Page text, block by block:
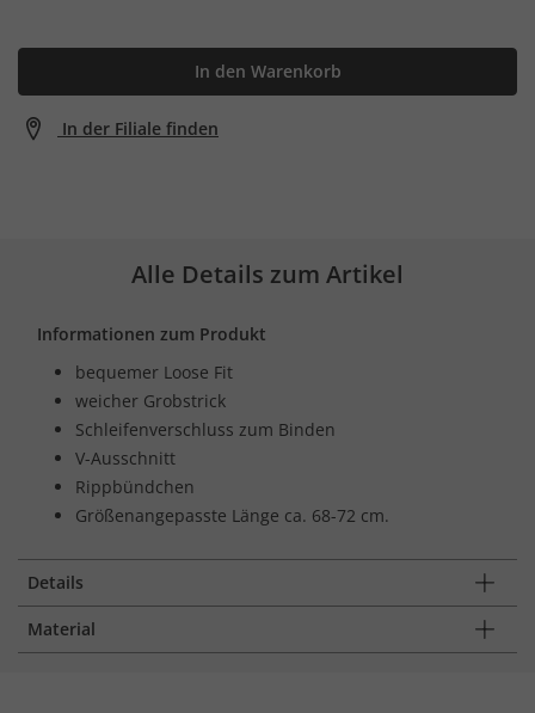
In den Warenkorb
In der Filiale finden
Alle Details zum Artikel
Informationen zum Produkt
bequemer Loose Fit
weicher Grobstrick
Schleifenverschluss zum Binden
V-Ausschnitt
Rippbündchen
Größenangepasste Länge ca. 68-72 cm.
Details
Material